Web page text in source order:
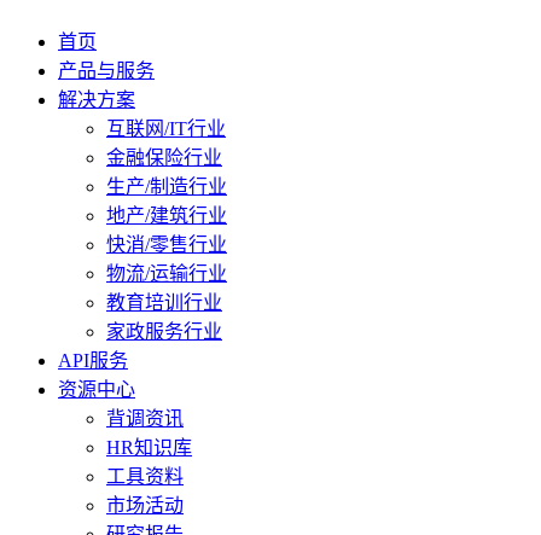
首页
产品与服务
解决方案
互联网/IT行业
金融保险行业
生产/制造行业
地产/建筑行业
快消/零售行业
物流/运输行业
教育培训行业
家政服务行业
API服务
资源中心
背调资讯
HR知识库
工具资料
市场活动